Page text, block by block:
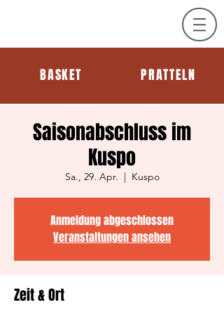
PRATTELN
BASKET
Saisonabschluss im
Kuspo
Sa., 29. Apr.
  |
Kuspo
Anmeldung abgeschlossen
Veranstaltungen ansehen
Zeit & Ort